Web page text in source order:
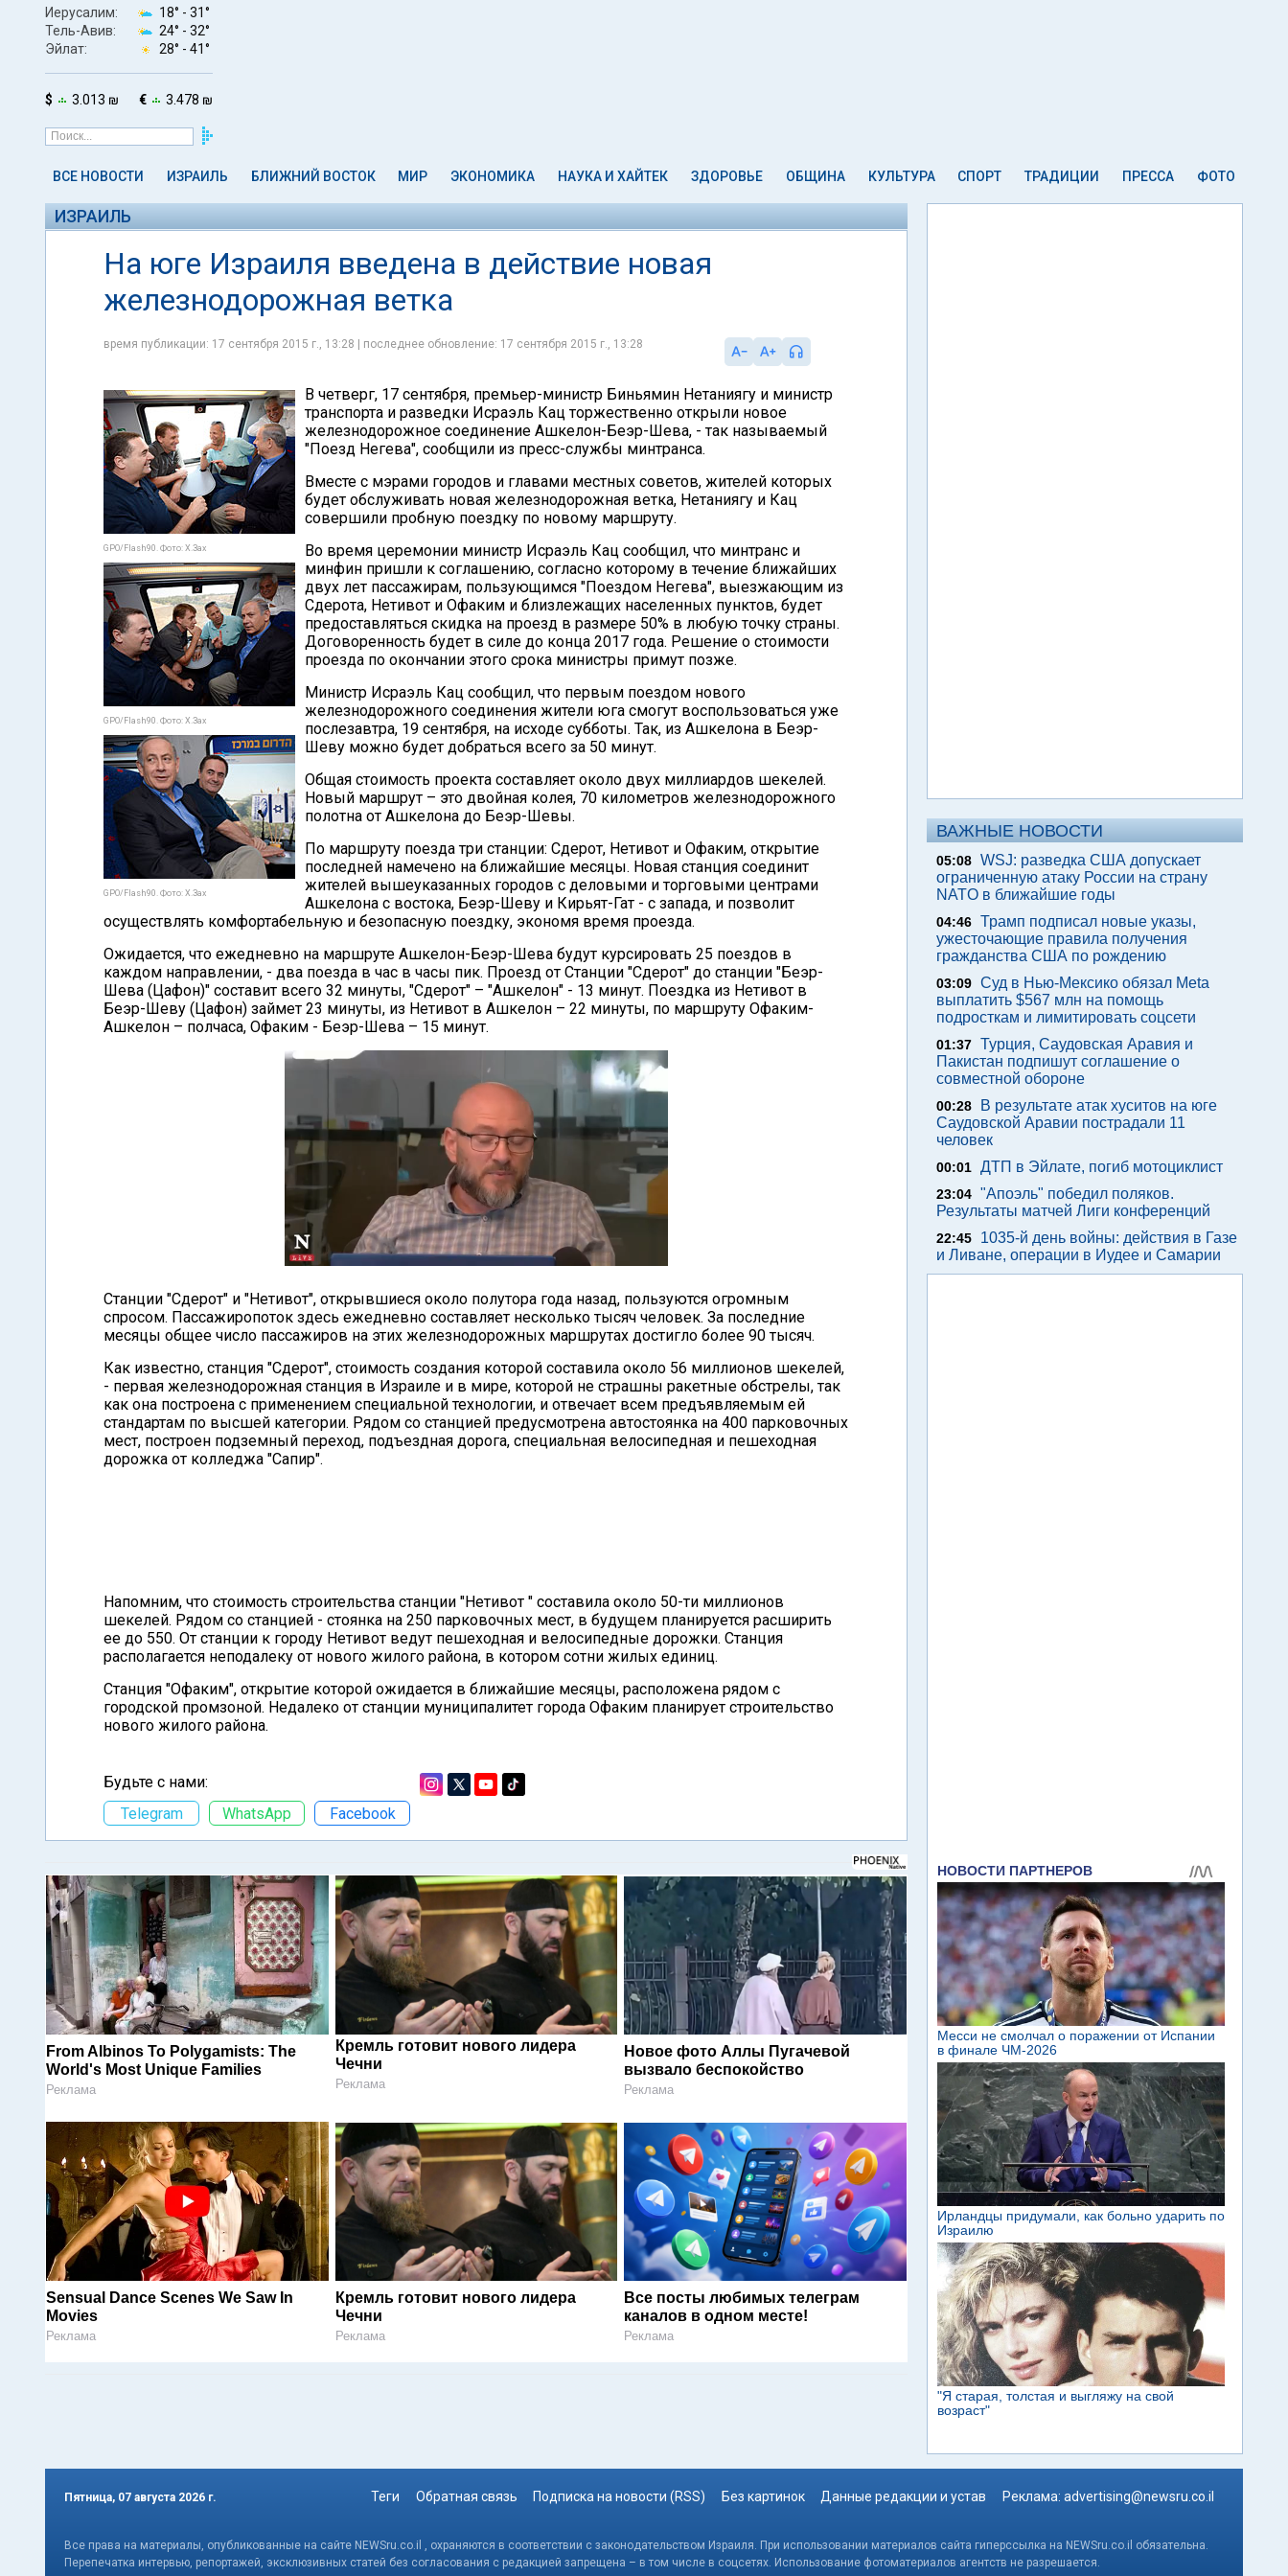
Иерусалим: 18° - 31°
Тель-Авив:
24° - 32°
Эйлат:
28° - 41°
$ 3.013 ₪ € 3.478 ₪
ВСЕ НОВОСТИ ИЗРАИЛЬ БЛИЖНИЙ ВОСТОК МИР ЭКОНОМИКА НАУКА И ХАЙТЕК ЗДОРОВЬЕ ОБЩИНА КУЛЬТУРА СПОРТ ТРАДИЦИИ ПРЕССА ФОТО
ИЗРАИЛЬ
На юге Израиля введена в действие новая
железнодорожная ветка
время публикации: 17 сентября 2015 г., 13:28 | последнее обновление: 17 сентября 2015 г., 13:28
GPO/Flash90. Фото: Х.Зах
GPO/Flash90. Фото: Х.Зах
GPO/Flash90. Фото: Х.Зах
В четверг, 17 сентября, премьер-министр Биньямин Нетаниягу и министр
транспорта и разведки Исраэль Кац торжественно открыли новое
железнодорожное соединение Ашкелон-Беэр-Шева, - так называемый
"Поезд Негева", сообщили из пресс-службы минтранса.
Вместе с мэрами городов и главами местных советов, жителей которых
будет обслуживать новая железнодорожная ветка, Нетаниягу и Кац
совершили пробную поездку по новому маршруту.
Во время церемонии министр Исраэль Кац сообщил, что минтранс и
минфин пришли к соглашению, согласно которому в течение ближайших
двух лет пассажирам, пользующимся "Поездом Негева", выезжающим из
Сдерота, Нетивот и Офаким и близлежащих населенных пунктов, будет
предоставляться скидка на проезд в размере 50% в любую точку страны.
Договоренность будет в силе до конца 2017 года. Решение о стоимости
проезда по окончании этого срока министры примут позже.
Министр Исраэль Кац сообщил, что первым поездом нового
железнодорожного соединения жители юга смогут воспользоваться уже
послезавтра, 19 сентября, на исходе субботы. Так, из Ашкелона в Беэр-
Шеву можно будет добраться всего за 50 минут.
Общая стоимость проекта составляет около двух миллиардов шекелей.
Новый маршрут – это двойная колея, 70 километров железнодорожного
полотна от Ашкелона до Беэр-Шевы.
По маршруту поезда три станции: Сдерот, Нетивот и Офаким, открытие
последней намечено на ближайшие месяцы. Новая станция соединит
жителей вышеуказанных городов с деловыми и торговыми центрами
Ашкелона с востока, Беэр-Шеву и Кирьят-Гат - с запада, и позволит
осуществлять комфортабельную и безопасную поездку, экономя время проезда.
Ожидается, что ежедневно на маршруте Ашкелон-Беэр-Шева будут курсировать 25 поездов в
каждом направлении, - два поезда в час в часы пик. Проезд от Станции "Сдерот" до станции "Беэр-
Шева (Цафон)" составит всего 32 минуты, "Сдерот" – "Ашкелон" - 13 минут. Поездка из Нетивот в
Беэр-Шеву (Цафон) займет 23 минуты, из Нетивот в Ашкелон – 22 минуты, по маршруту Офаким-
Ашкелон – полчаса, Офаким - Беэр-Шева – 15 минут.
Станции "Сдерот" и "Нетивот", открывшиеся около полутора года назад, пользуются огромным
спросом. Пассажиропоток здесь ежедневно составляет несколько тысяч человек. За последние
месяцы общее число пассажиров на этих железнодорожных маршрутах достигло более 90 тысяч.
Как известно, станция "Сдерот", стоимость создания которой составила около 56 миллионов шекелей,
- первая железнодорожная станция в Израиле и в мире, которой не страшны ракетные обстрелы, так
как она построена с применением специальной технологии, и отвечает всем предъявляемым ей
стандартам по высшей категории. Рядом со станцией предусмотрена автостоянка на 400 парковочных
мест, построен подземный переход, подъездная дорога, специальная велосипедная и пешеходная
дорожка от колледжа "Сапир".
Напомним, что стоимость строительства станции "Нетивот " составила около 50-ти миллионов
шекелей. Рядом со станцией - стоянка на 250 парковочных мест, в будущем планируется расширить
ее до 550. От станции к городу Нетивот ведут пешеходная и велосипедные дорожки. Станция
располагается неподалеку от нового жилого района, в котором сотни жилых единиц.
Станция "Офаким", открытие которой ожидается в ближайшие месяцы, расположена рядом с
городской промзоной. Недалеко от станции муниципалитет города Офаким планирует строительство
нового жилого района.
Будьте с нами:
Telegram
WhatsApp Facebook
From Albinos To Polygamists: The
World's Most Unique Families
Реклама
Кремль готовит нового лидера
Чечни
Реклама
Новое фото Аллы Пугачевой
вызвало беспокойство
Реклама
Sensual Dance Scenes We Saw In
Movies
Реклама
Кремль готовит нового лидера
Чечни
Реклама
Все посты любимых телеграм
каналов в одном месте!
Реклама
ВАЖНЫЕ НОВОСТИ
05:08 WSJ: разведка США допускает
ограниченную атаку России на страну
NATO в ближайшие годы
04:46 Трамп подписал новые указы,
ужесточающие правила получения
гражданства США по рождению
03:09 Суд в Нью-Мексико обязал Meta
выплатить $567 млн на помощь
подросткам и лимитировать соцсети
01:37 Турция, Саудовская Аравия и
Пакистан подпишут соглашение о
совместной обороне
00:28
В результате атак хуситов на юге
Саудовской Аравии пострадали 11
человек
00:01 ДТП в Эйлате, погиб мотоциклист
23:04 "Апоэль" победил поляков.
Результаты матчей Лиги конференций
22:45
1035-й день войны: действия в Газе
и Ливане, операции в Иудее и Самарии
Пятница, 07 августа 2026 г. Теги Обратная связь Подписка на новости (RSS) Без картинок Данные редакции и устав Реклама: advertising@newsru.co.il
Все права на материалы, опубликованные на сайте NEWSru.co.il , охраняются в соответствии с законодательством Израиля. При использовании материалов сайта гиперссылка на NEWSru.co.il обязательна.
Перепечатка интервью, репортажей, эксклюзивных статей без согласования с редакцией запрещена – в том числе в соцсетях. Использование фотоматериалов агентств не разрешается.